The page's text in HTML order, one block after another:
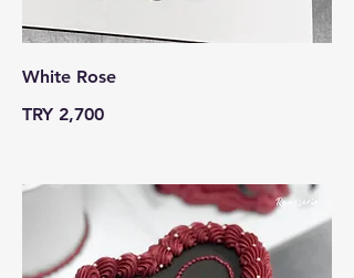
White Rose
TRY 2,700